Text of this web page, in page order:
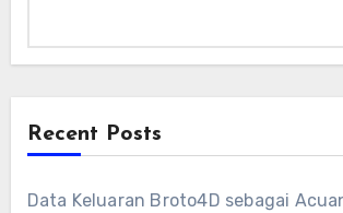
Recent Posts
Data Keluaran Broto4D sebagai